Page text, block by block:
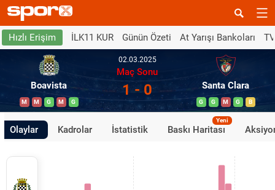
Hızlı Erişim İLK11 KUR Günün Özeti At Yarışı Bankoları
Boavista
M M G M G
02.03.2025
Maç Sonu
1 - 0 Santa Clara
G G M G B
Olaylar Kadrolar İstatistik Baskı Haritası
Yeni